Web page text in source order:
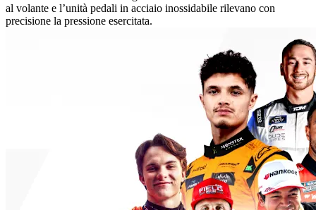
al volante e l’unità pedali in acciaio inossidabile rilevano con
precisione la pressione esercitata.